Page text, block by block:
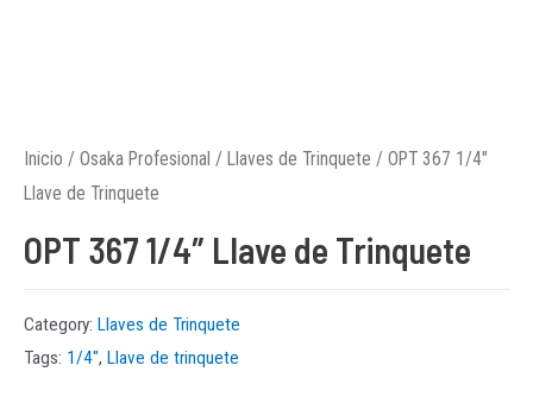
Inicio / Osaka Profesional / Llaves de Trinquete / OPT 367 1/4″
Llave de Trinquete
OPT 367 1/4″ Llave de Trinquete
Category: Llaves de Trinquete
Tags: 1/4", Llave de trinquete